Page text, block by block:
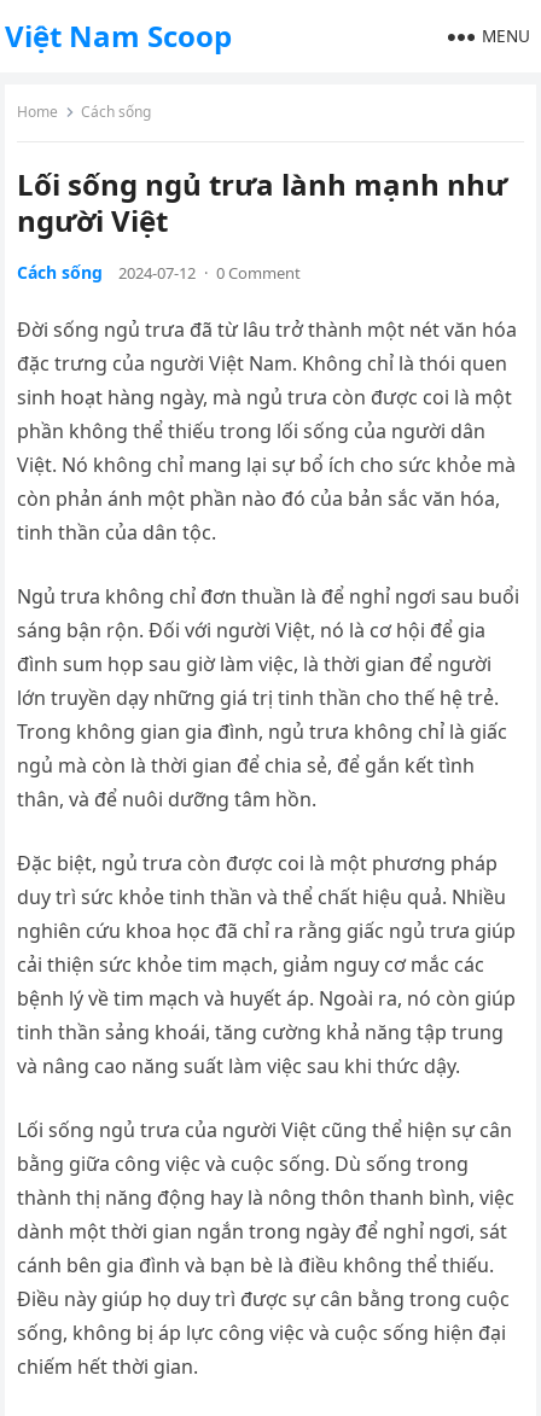
Việt Nam Scoop MENU
Home Cách sống
Lối sống ngủ trưa lành mạnh như
người Việt
Cách sống 2024-07-12 · 0 Comment
Đời sống ngủ trưa đã từ lâu trở thành một nét văn hóa
đặc trưng của người Việt Nam. Không chỉ là thói quen
sinh hoạt hàng ngày, mà ngủ trưa còn được coi là một
phần không thể thiếu trong lối sống của người dân
Việt. Nó không chỉ mang lại sự bổ ích cho sức khỏe mà
còn phản ánh một phần nào đó của bản sắc văn hóa,
tinh thần của dân tộc.
Ngủ trưa không chỉ đơn thuần là để nghỉ ngơi sau buổi
sáng bận rộn. Đối với người Việt, nó là cơ hội để gia
đình sum họp sau giờ làm việc, là thời gian để người
lớn truyền dạy những giá trị tinh thần cho thế hệ trẻ.
Trong không gian gia đình, ngủ trưa không chỉ là giấc
ngủ mà còn là thời gian để chia sẻ, để gắn kết tình
thân, và để nuôi dưỡng tâm hồn.
Đặc biệt, ngủ trưa còn được coi là một phương pháp
duy trì sức khỏe tinh thần và thể chất hiệu quả. Nhiều
nghiên cứu khoa học đã chỉ ra rằng giấc ngủ trưa giúp
cải thiện sức khỏe tim mạch, giảm nguy cơ mắc các
bệnh lý về tim mạch và huyết áp. Ngoài ra, nó còn giúp
tinh thần sảng khoái, tăng cường khả năng tập trung
và nâng cao năng suất làm việc sau khi thức dậy.
Lối sống ngủ trưa của người Việt cũng thể hiện sự cân
bằng giữa công việc và cuộc sống. Dù sống trong
thành thị năng động hay là nông thôn thanh bình, việc
dành một thời gian ngắn trong ngày để nghỉ ngơi, sát
cánh bên gia đình và bạn bè là điều không thể thiếu.
Điều này giúp họ duy trì được sự cân bằng trong cuộc
sống, không bị áp lực công việc và cuộc sống hiện đại
chiếm hết thời gian.